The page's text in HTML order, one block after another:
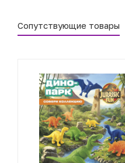
Сопутствующие товары